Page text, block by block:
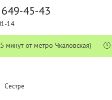
45-43
14
минут от метро Чкаловская)
Сестре